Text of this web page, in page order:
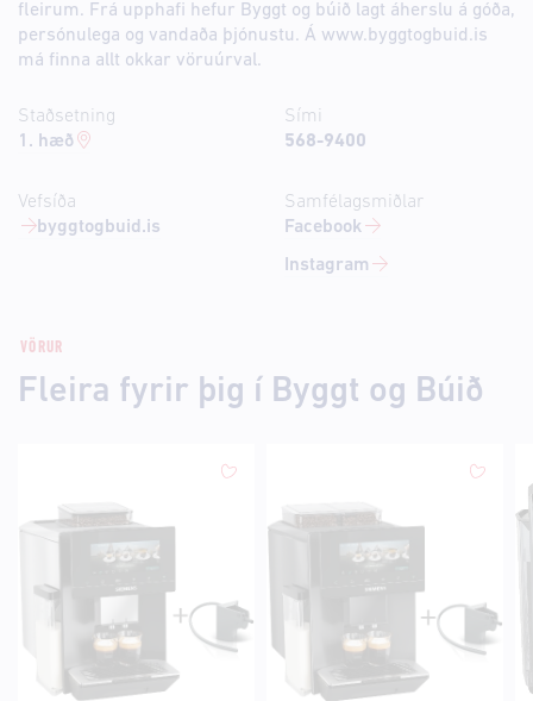
fleirum. Frá upphafi hefur Byggt og búið lagt áherslu á góða,
persónulega og vandaða þjónustu. Á www.byggtogbuid.is
má finna allt okkar vöruúrval.
Staðsetning
1. hæð
Vefsíða
byggtogbuid.is
Sími
568-9400
Samfélagsmiðlar
Facebook
Instagram
VÖRUR
Fleira fyrir þig í Byggt og Búið